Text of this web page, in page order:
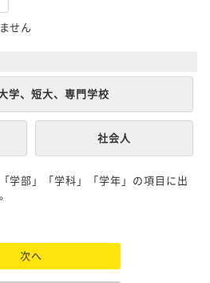
せん
学、短大、専門学校
社会人
学部」「学科」「学年」の項目に出
次へ